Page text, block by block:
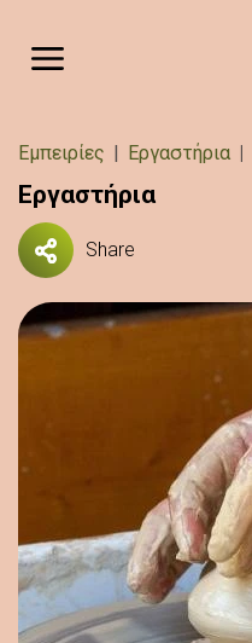
Breadcrumb
Εμπειρίες Εργαστήρια
Εργαστήρια
Share